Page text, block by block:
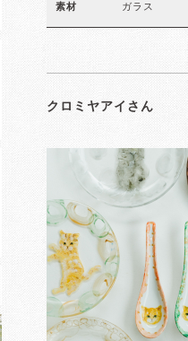
素材 ガラス
クロミヤアイさん